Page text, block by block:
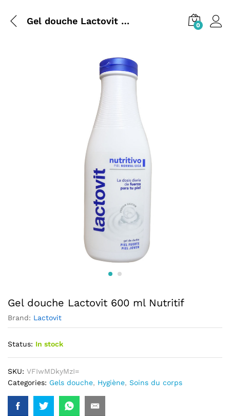
Gel douche Lactovit 600 ml Nutritif 0
Gel douche Lactovit 600 ml Nutritif
Brand: Lactovit
Status: In stock
SKU: VFIwMDkyMzI=
Categories: Gels douche, Hygiène, Soins du corps